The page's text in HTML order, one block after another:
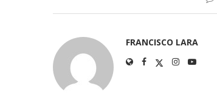
FRANCISCO LARA